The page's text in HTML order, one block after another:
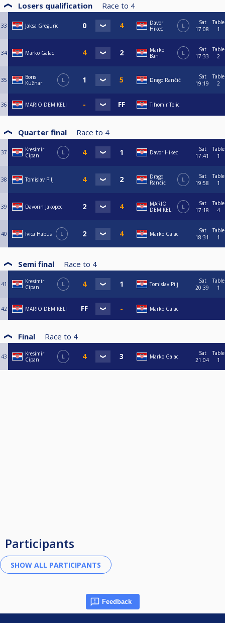
Losers qualification Race to 4
33 Jaksa Greguric
Davor
Hikec
L
Sat
17:08
Table
1
34 Marko Galac
Marko
Ban
L
Sat
17:33
Table
2
35
Boris
Kužnar
L Drago Rančić
Sat
19:19
Table
2
36 MARIO DEMIKELI Tihomir Tolic
Quarter final Race to 4
37
Kresimir
Cipan
L Davor Hikec
Sat
17:41
Table
1
38 Tomislav Pilj
Drago
Rančić
L
Sat
19:58
Table
1
39 Davorin Jakopec
MARIO
DEMIKELI
L
Sat
17:18
Table
4
40 Ivica Habus L Marko Galac
Sat
18:31
Table
1
Semi final Race to 4
41
Kresimir
Cipan
L Tomislav Pilj
Sat
20:39
Table
1
42 MARIO DEMIKELI Marko Galac
Final Race to 4
43
Kresimir
Cipan
L Marko Galac
Sat
21:04
Table
1
Participants
Feedback